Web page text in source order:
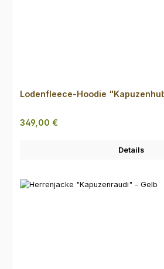
Lodenfleece-Hoodie
Regulärer Preis:
349,00 €
Details